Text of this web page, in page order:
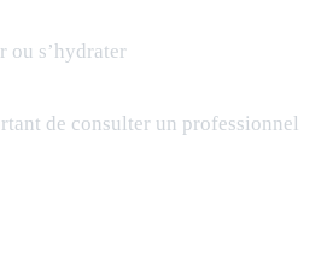
ou s’hydrater
de consulter un professionnel